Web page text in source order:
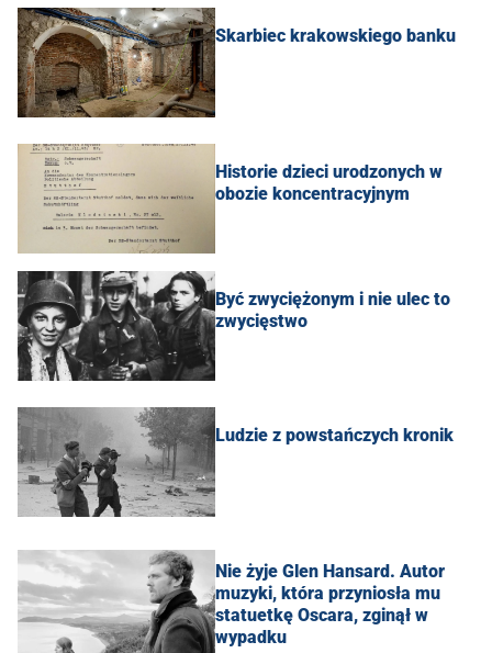
Skarbiec krakowskiego banku
Historie dzieci urodzonych w
obozie koncentracyjnym
Być zwyciężonym i nie ulec to
zwycięstwo
Ludzie z powstańczych kronik
Nie żyje Glen Hansard. Autor
muzyki, która przyniosła mu
statuetkę Oscara, zginął w
wypadku